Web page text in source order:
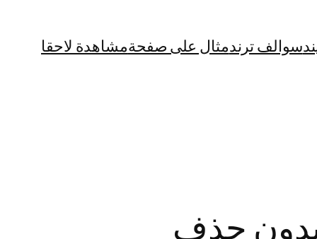
سوالف ترندمثال على صفحةمشاهدة لاحقا